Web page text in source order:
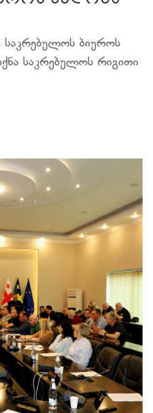
საკრებულოს ბიუროს
საკრებულოს რიგითი